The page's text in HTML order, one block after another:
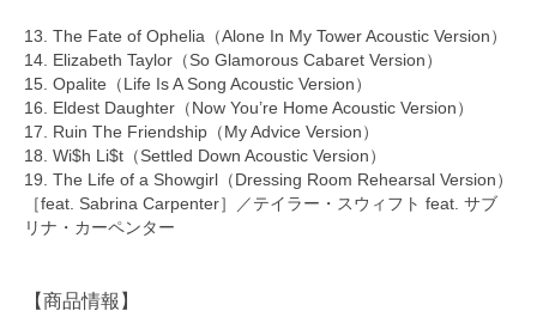
13. The Fate of Ophelia（Alone In My Tower Acoustic Version）
14. Elizabeth Taylor（So Glamorous Cabaret Version）
15. Opalite（Life Is A Song Acoustic Version）
16. Eldest Daughter（Now You’re Home Acoustic Version）
17. Ruin The Friendship（My Advice Version）
18. Wi$h Li$t（Settled Down Acoustic Version）
19. The Life of a Showgirl（Dressing Room Rehearsal Version）
［feat. Sabrina Carpenter］／テイラー・スウィフト feat. サブ
リナ・カーペンター
【商品情報】